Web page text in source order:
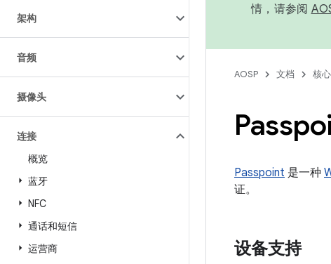
架构
音频
摄像头
连接
概览
蓝牙
NFC
通话和短信
运营商
情，请参阅
AOSP 文档 核
Passpoint 是一种
证。
设备支持